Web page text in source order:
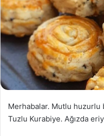
Merhabalar. Mutlu
Tuzlu Kurabiye. Ağızda